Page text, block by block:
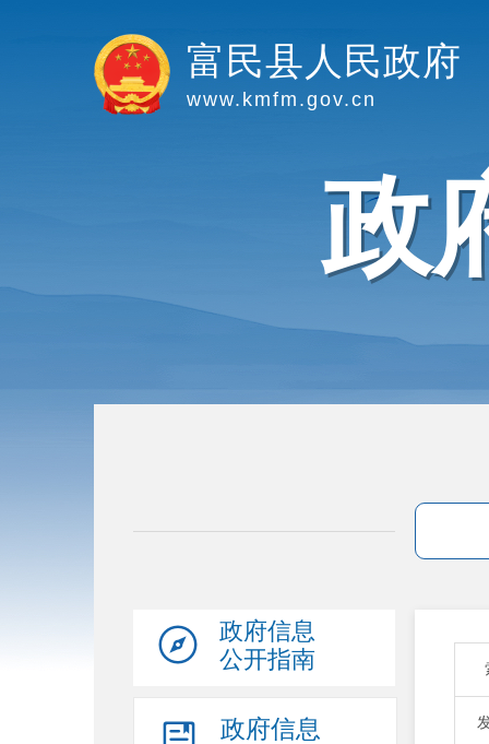
富民县人民政府
www.kmfm.gov.cn
政
政府信息
公开指南
政府信息